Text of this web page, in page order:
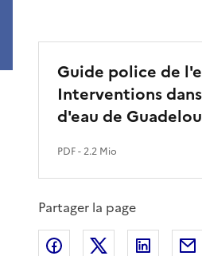
Guide police de
Interventions
d'eau de
PDF- 2.2 Mio
Partager la page
Partager sur Facebook
Partager sur X